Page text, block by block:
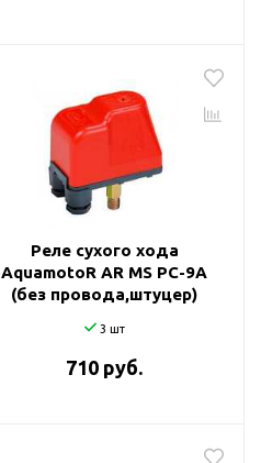
Реле сухого хода
AquamotoR AR MS РС-9А
(без провода,штуцер)
3 шт
710 руб.